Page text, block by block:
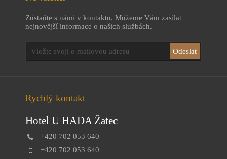
Zůstaňte s námi v kontaktu. Můžeme Vám zasílat
nejnovější informace o našich službách.
Rychlý kontakt
Hotel U HADA Žatec
+420 702 053 640
+420 702 053 640